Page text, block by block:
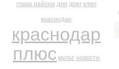
глава района для дрег клип
краснодар
краснодар
плюс мульт новости